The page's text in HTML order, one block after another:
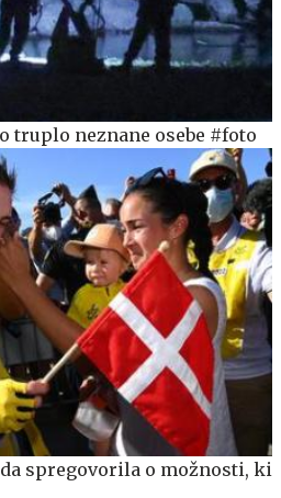
truplo neznane osebe #foto
spregovorila o možnosti, ki